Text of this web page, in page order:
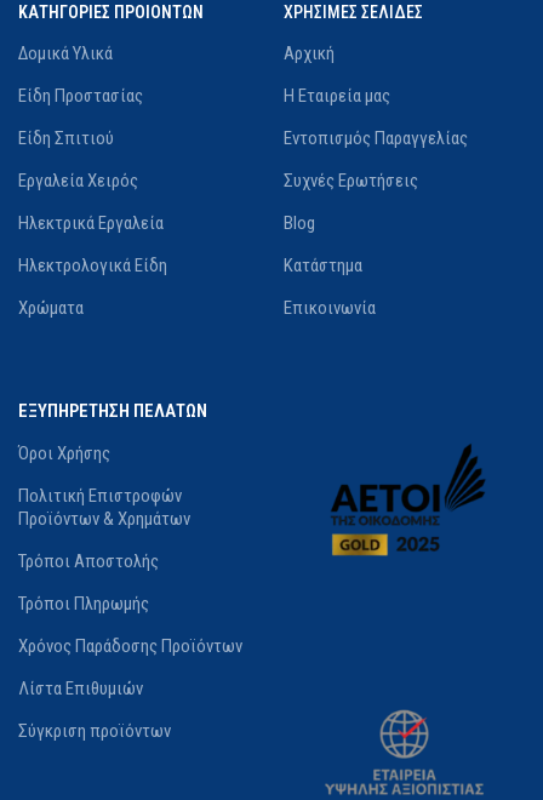
ΚΑΤΗΓΟΡΙΕΣ ΠΡΟΙΟΝΤΩΝ
Δομικά Υλικά
Είδη Προστασίας
Είδη Σπιτιού
Εργαλεία Χειρός
Ηλεκτρικά Εργαλεία
Ηλεκτρολογικά Είδη
Χρώματα
ΧΡΗΣΙΜΕΣ ΣΕΛΙΔΕΣ
Αρχική
Η Εταιρεία μας
Εντοπισμός Παραγγελίας
Συχνές Ερωτήσεις
Blog
Κατάστημα
Επικοινωνία
ΕΞΥΠΗΡΕΤΗΣΗ ΠΕΛΑΤΩΝ
Όροι Χρήσης
Πολιτική Επιστροφών
Προϊόντων & Χρημάτων
Τρόποι Αποστολής
Τρόποι Πληρωμής
Χρόνος Παράδοσης Προϊόντων
Λίστα Επιθυμιών
Σύγκριση προϊόντων